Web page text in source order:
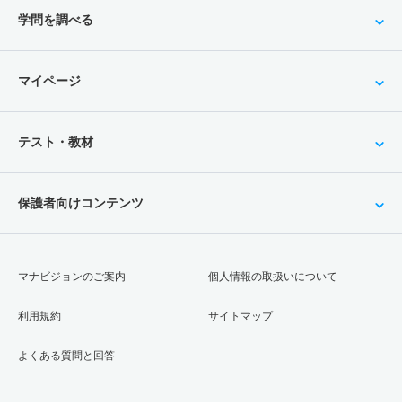
学問を調べる
マイページ
テスト・教材
保護者向けコンテンツ
マナビジョンのご案内
利用規約
よくある質問と回答
個人情報の取扱いについて
サイトマップ